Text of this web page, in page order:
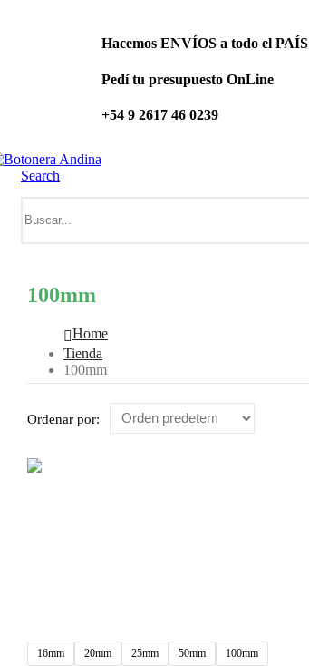
Hacemos ENVÍOS a todo el PAÍS
Pedí tu presupuesto OnLine
+54 9 2617 46 0239
Search
100mm
Home
Tienda
100mm
Ordenar por:
16mm 20mm 25mm 50mm 100mm